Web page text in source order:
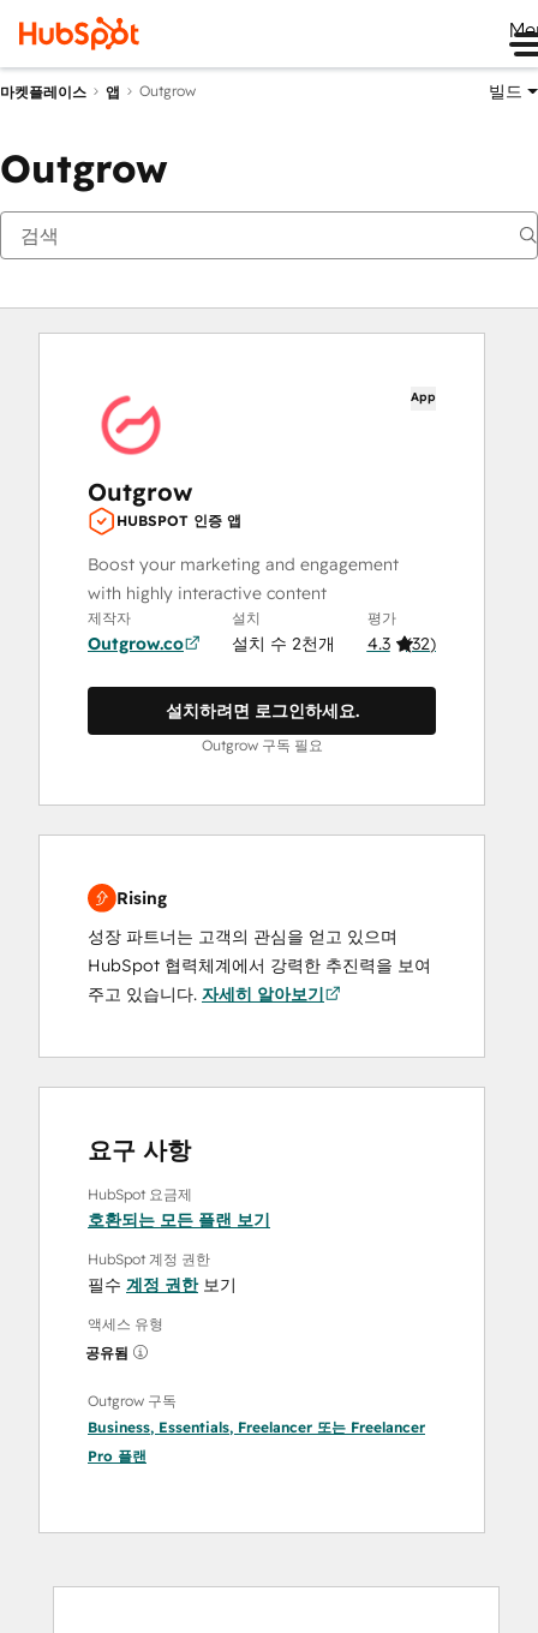
마켓플레이스 앱 Outgrow 빌드
Outgrow
App
Outgrow
HUBSPOT 인증 앱
Boost your marketing and engagement
with highly interactive content
제작자
Outgrow.co
설치
설치 수 2천개
평가
4.3 (32)
설치하려면 로그인하세요.
Outgrow 구독 필요
Rising
성장 파트너는 고객의 관심을 얻고 있으며
HubSpot 협력체계에서 강력한 추진력을 보여
주고 있습니다. 자세히 알아보기
요구 사항
HubSpot 요금제
호환되는 모든 플랜 보기
HubSpot 계정 권한
필수 계정 권한보기
액세스 유형
공유됨
Outgrow 구독
Business, Essentials, Freelancer 또는 Freelancer
Pro 플랜